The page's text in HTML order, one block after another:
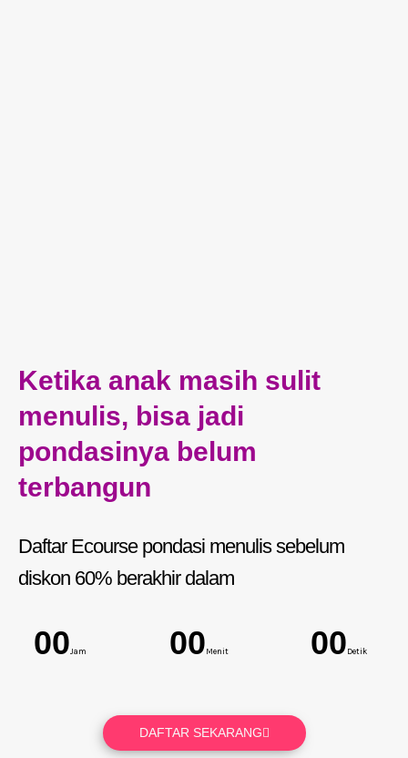
Ketika anak masih sulit
menulis, bisa jadi
pondasinya belum
terbangun
Daftar Ecourse pondasi menulissebelum
diskon 60% berakhir dalam
00Jam 00 Menit 00 Detik
DAFTAR SEKARANG